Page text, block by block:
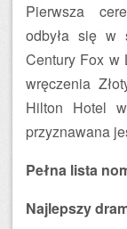
Pierwsza
odbyła się w
Century Fox w
wręczenia
Hilton Hotel
przyznawana
Pełna lista
Najlepszy